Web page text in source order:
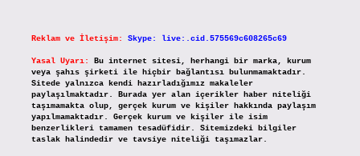
Reklam ve İletişim: Skype: live:.cid.575569c608265c69
Yasal Uyarı:
Bu internet sitesi, herhangi bir marka, kurum
veya şahıs şirketi ile hiçbir bağlantısı bulunmamaktadır.
Sitede yalnızca kendi hazırladığımız makaleler
paylaşılmaktadır. Burada yer alan içerikler haber niteliği
taşımamakta olup, gerçek kurum ve kişiler hakkında paylaşım
yapılmamaktadır. Gerçek kurum ve kişiler ile isim
benzerlikleri tamamen tesadüfidir. Sitemizdeki bilgiler
taslak halindedir ve tavsiye niteliği taşımazlar.